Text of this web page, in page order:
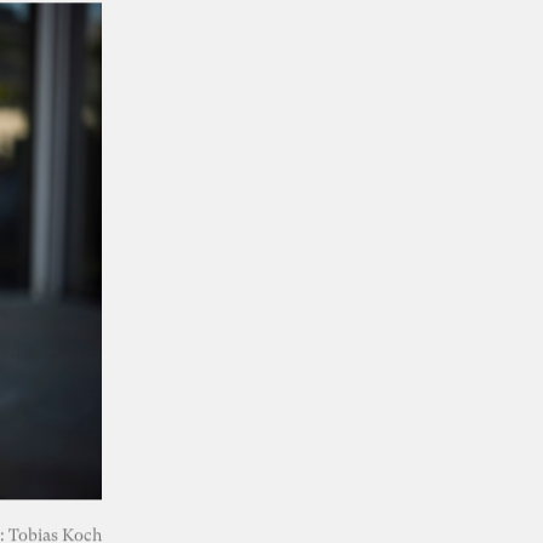
Tobias Koch